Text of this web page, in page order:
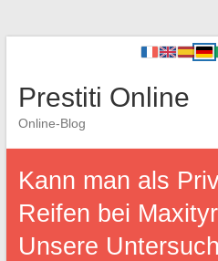
Prestiti Online
Online-Blog
Kann man als
Reifen bei
Unsere